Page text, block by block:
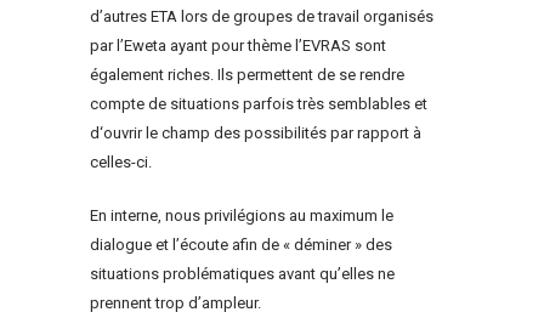
d’autres ETA lors de groupes de travail organisés
par l’Eweta ayant pour thème l’EVRAS sont
également riches. Ils permettent de se rendre
compte de situations parfois très semblables et
d‘ouvrir le champ des possibilités par rapport à
celles-ci.
En interne, nous privilégions au maximum le
dialogue et l’écoute afin de « déminer » des
situations problématiques avant qu’elles ne
prennent trop d’ampleur.